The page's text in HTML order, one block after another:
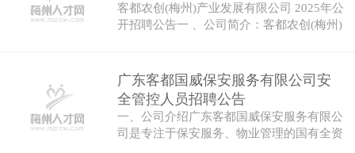
客都农创(梅州)产业发展有限公司 2025年公
开招聘公告一 、公司简介：客都农创(梅州)
广东客都国威保安服务有限公司安
全管控人员招聘公告
一、公司介绍广东客都国威保安服务有限公
司是专注于保安服务、物业管理的国有全资